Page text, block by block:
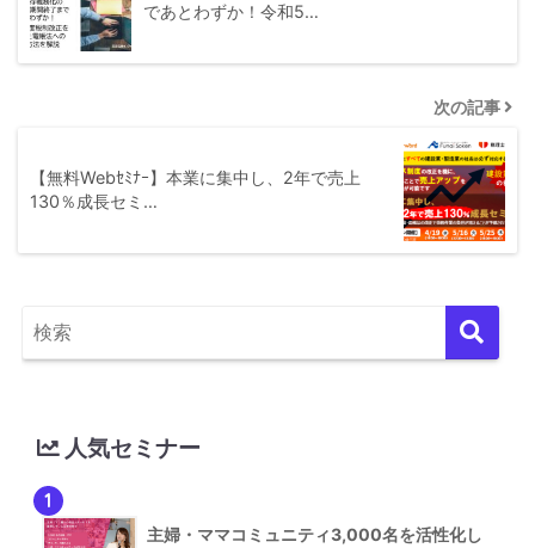
であとわずか！令和5…
次の記事
【無料Webｾﾐﾅｰ】本業に集中し、2年で売上
130％成長セミ…
人気セミナー
1
主婦・ママコミュニティ3,000名を活性化し